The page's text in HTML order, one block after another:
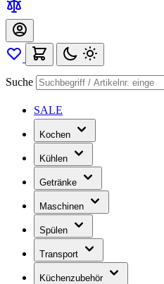
Suche
SALE
Kochen
Kühlen
Getränke
Maschinen
Spülen
Transport
Küchenzubehör